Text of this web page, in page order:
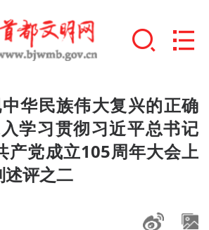
+
华民族伟大复兴的正确
学习贯彻习近平总书记
产党成立105周年大会上
评之二